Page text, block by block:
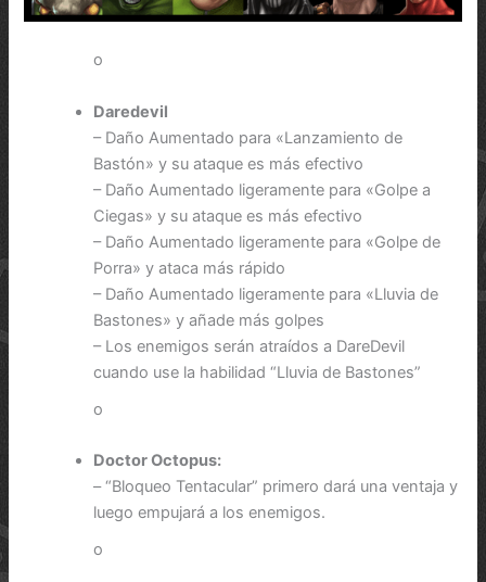
o
Daredevil
– Daño Aumentado para «Lanzamiento de
Bastón» y su ataque es más efectivo
– Daño Aumentado ligeramente para «Golpe a
Ciegas» y su ataque es más efectivo
– Daño Aumentado ligeramente para «Golpe de
Porra» y ataca más rápido
– Daño Aumentado ligeramente para «Lluvia de
Bastones» y añade más golpes
– Los enemigos serán atraídos a DareDevil
cuando use la habilidad “Lluvia de Bastones”
o
Doctor Octopus:
– “Bloqueo Tentacular” primero dará una ventaja y
luego empujará a los enemigos.
o